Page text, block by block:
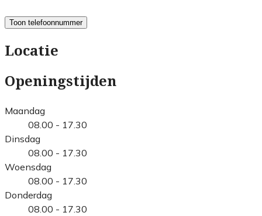
Toon telefoonnummer
Locatie
Openingstijden
Maandag
08.00 - 17.30
Dinsdag
08.00 - 17.30
Woensdag
08.00 - 17.30
Donderdag
08.00 - 17.30